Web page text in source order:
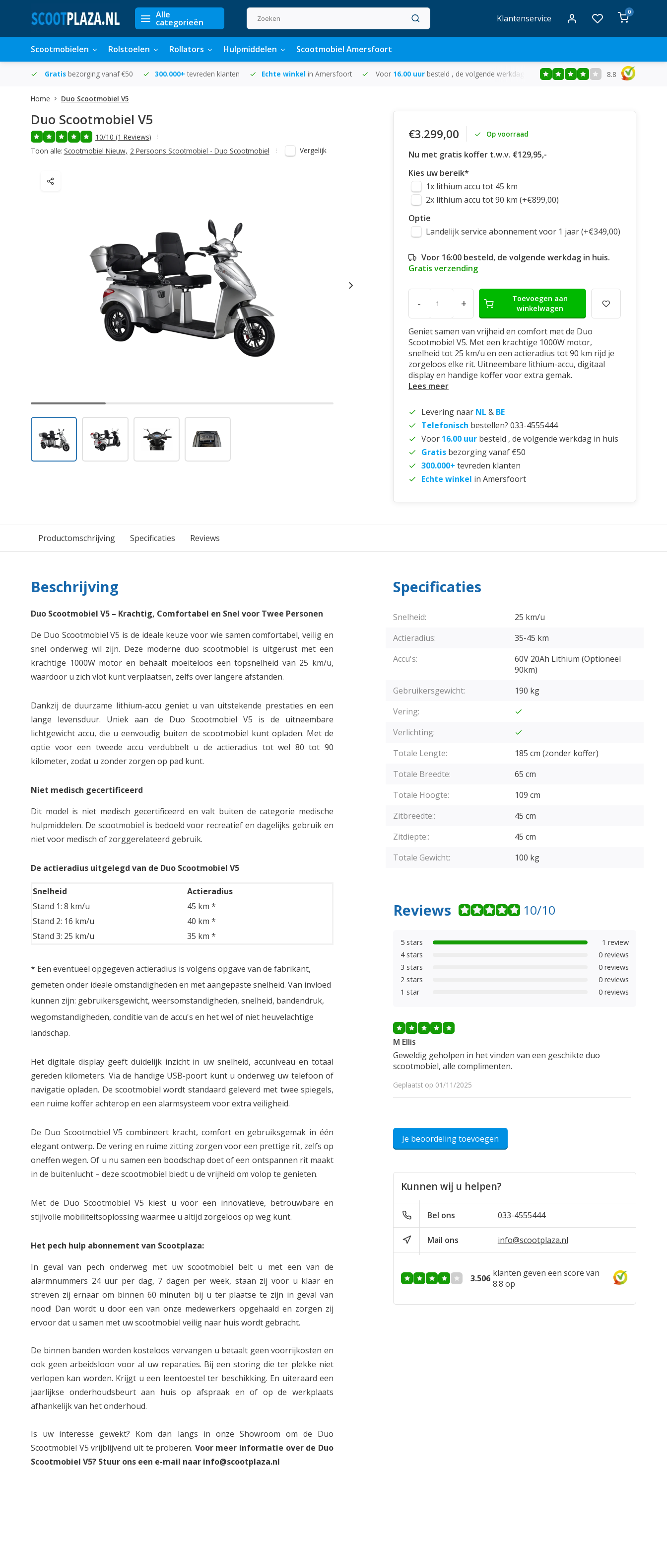
Alle
categorieën Klantenservice
0
Scootmobielen Rolstoelen Rollators Hulpmiddelen Scootmobiel Amersfoort
Gratis bezorging vanaf €50 300.000+ tevreden klanten Echte winkel in Amersfoort Voor 16.00 uur besteld , de volgende werkdag in huis Gratisbezorging vanaf €50
8.8
Home Duo Scootmobiel V5
Duo Scootmobiel V5
10/10 (1 Reviews)
Toon alle: Scootmobiel Nieuw, 2 Persoons Scootmobiel - Duo Scootmobiel Vergelijk
€3.299,00 Op voorraad
Nu met gratis koffer t.w.v. €129,95,-
Kies uw bereik*
1x lithium accu tot 45 km
2x lithium accu tot 90 km (+€899,00)
Optie
Landelijk service abonnement voor 1 jaar (+€349,00)
Voor 16:00 besteld, de volgende werkdag in huis.
Gratis verzending
- +
Toevoegen aan
winkelwagen
Geniet samen van vrijheid en comfort met de Duo
Scootmobiel V5. Met een krachtige 1000W motor,
snelheid tot 25 km/u en een actieradius tot 90 km rijd je
zorgeloos elke rit. Uitneembare lithium-accu, digitaal
display en handige koffer voor extra gemak.
Lees meer
Levering naar NL & BE
Telefonisch bestellen? 033-4555444
Voor 16.00 uur besteld , de volgende werkdag in huis
Gratis bezorging vanaf €50
300.000+ tevreden klanten
Echte winkel in Amersfoort
Productomschrijving Specificaties Reviews
Beschrijving
Duo Scootmobiel V5 – Krachtig, Comfortabel en Snel voor Twee Personen
De Duo Scootmobiel V5 is de ideale keuze voor wie samen comfortabel, veilig en
snel onderweg wil zijn. Deze moderne duo scootmobiel is uitgerust met een
krachtige 1000W motor en behaalt moeiteloos een topsnelheid van 25 km/u,
waardoor u zich vlot kunt verplaatsen, zelfs over langere afstanden.
Dankzij de duurzame lithium-accu geniet u van uitstekende prestaties en een
lange levensduur. Uniek aan de Duo Scootmobiel V5 is de uitneembare
lichtgewicht accu, die u eenvoudig buiten de scootmobiel kunt opladen. Met de
optie voor een tweede accu verdubbelt u de actieradius tot wel 80 tot 90
kilometer, zodat u zonder zorgen op pad kunt.
Niet medisch gecertificeerd
Dit model is niet medisch gecertificeerd en valt buiten de categorie medische
hulpmiddelen. De scootmobiel is bedoeld voor recreatief en dagelijks gebruik en
niet voor medisch of zorggerelateerd gebruik.
De actieradius uitgelegd van de Duo Scootmobiel V5
Snelheid
Actieradius
Stand 1: 8 km/u
45 km *
Stand 2: 16 km/u
40 km *
Stand 3: 25 km/u
35 km *
* Een eventueel opgegeven actieradius is volgens opgave van de fabrikant,
gemeten onder ideale omstandigheden en met aangepaste snelheid. Van invloed
kunnen zijn: gebruikersgewicht, weersomstandigheden, snelheid, bandendruk,
wegomstandigheden, conditie van de accu's en het wel of niet heuvelachtige
landschap.
Het digitale display geeft duidelijk inzicht in uw snelheid, accuniveau en totaal
gereden kilometers. Via de handige USB-poort kunt u onderweg uw telefoon of
navigatie opladen. De scootmobiel wordt standaard geleverd met twee spiegels,
een ruime koffer achterop en een alarmsysteem voor extra veiligheid.
De Duo Scootmobiel V5 combineert kracht, comfort en gebruiksgemak in één
elegant ontwerp. De vering en ruime zitting zorgen voor een prettige rit, zelfs op
oneffen wegen. Of u nu samen een boodschap doet of een ontspannen rit maakt
in de buitenlucht – deze scootmobiel biedt u de vrijheid om volop te genieten.
Met de Duo Scootmobiel V5 kiest u voor een innovatieve, betrouwbare en
stijlvolle mobiliteitsoplossing waarmee u altijd zorgeloos op weg kunt.
Het pech hulp abonnement van Scootplaza:
In geval van pech onderweg met uw scootmobiel belt u met een van de
alarmnummers 24 uur per dag, 7 dagen per week, staan zij voor u klaar en
streven zij ernaar om binnen 60 minuten bij u ter plaatse te zijn in geval van
nood! Dan wordt u door een van onze medewerkers opgehaald en zorgen zij
ervoor dat u samen met uw scootmobiel veilig naar huis wordt gebracht.
De binnen banden worden kosteloos vervangen u betaalt geen voorrijkosten en
ook geen arbeidsloon voor al uw reparaties. Bij een storing die ter plekke niet
verlopen kan worden. Krijgt u een leentoestel ter beschikking. En uiteraard een
jaarlijkse onderhoudsbeurt aan huis op afspraak en of op de werkplaats
afhankelijk van het onderhoud.
Is uw interesse gewekt? Kom dan langs in onze Showroom om de Duo
Scootmobiel V5 vrijblijvend uit te proberen. Voor meer informatie over de Duo
Scootmobiel V5? Stuur ons een e-mail naar info@scootplaza.nl
Specificaties
Snelheid:
25 km/u
Actieradius:
35-45 km
Accu's:
60V 20Ah Lithium (Optioneel
90km)
Gebruikersgewicht:
190 kg
Vering:
Verlichting:
Totale Lengte:
185 cm (zonder koffer)
Totale Breedte:
65 cm
Totale Hoogte:
109 cm
Zitbreedte::
45 cm
Zitdiepte::
45 cm
Totale Gewicht:
100 kg
Reviews 10/10
5 stars
1 review
4 stars
0 reviews
3 stars
0 reviews
2 stars
0 reviews
1 star
0 reviews
M Ellis
Geweldig geholpen in het vinden van een geschikte duo
scootmobiel, alle complimenten.
Geplaatst op 01/11/2025
Je beoordeling toevoegen
Kunnen wij u helpen?
Bel ons 033-4555444
Mail ons info@scootplaza.nl
3.506 klanten geven een score van
8.8 op